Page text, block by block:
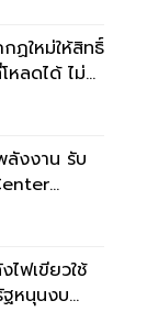
ฏใหม่ให้สิทธิ์
หลดได้ ไม่
ลังงาน รับ
ไฟเขียวใช้
หนุนงบ